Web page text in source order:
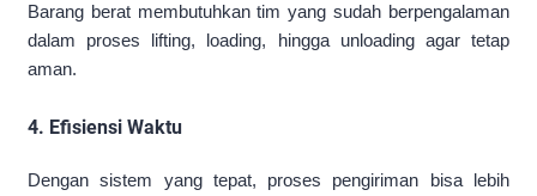
Barang berat membutuhkan tim yang sudah berpengalaman
dalam proses lifting, loading, hingga unloading agar tetap
aman.
4. Efisiensi Waktu
Dengan sistem yang tepat, proses pengiriman bisa lebih